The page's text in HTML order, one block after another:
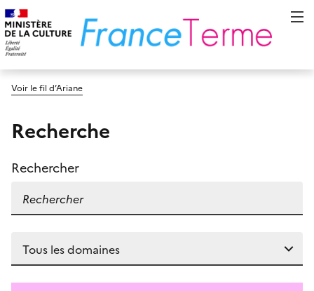
Voir le fil d’Ariane
Recherche
Rechercher